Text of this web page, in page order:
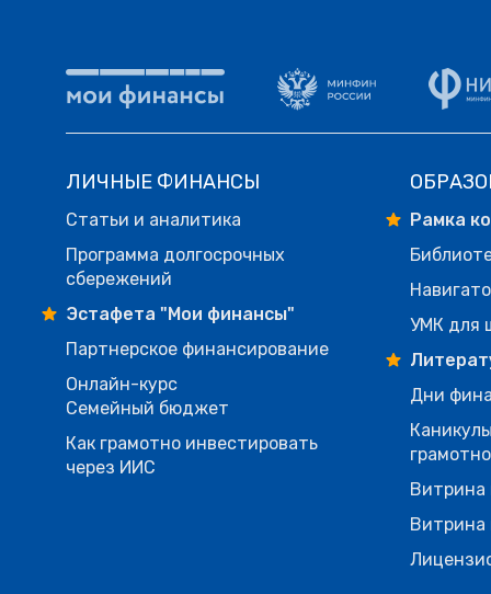
ЛИЧНЫЕ ФИНАНСЫ
Статьи и аналитика
Программа долгосрочных
сбережений
Эстафета "Мои финансы"
Партнерское финансирование
Онлайн-курс
Семейный бюджет
Как грамотно инвестировать
через ИИС
Рамка
УМК для
Дни
Витрина
Витрина